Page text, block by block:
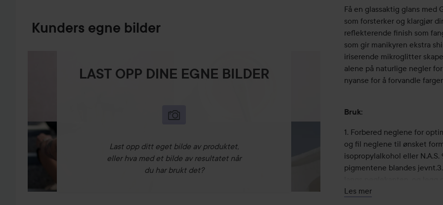
Kunders egne bilder
LAST OPP DINE EGNE BILDER
Last opp ditt eget bilde av produktet,
eller hva med et bilde av resultatet når
du har brukt det?
Få en glassaktig glans med
som forsterker og klargjør
reflekterende finish som
som gir manikyren ekstra
iriserende mikroglitter
alene på naturlige negler
nyanse for å forvandle
Bruk:
1. Forbered neglene for
og fil neglene til ønsket
isopropylalkohol eller
pigmentene blandes
2 minutter.4. Påfør Infinite
Les mer